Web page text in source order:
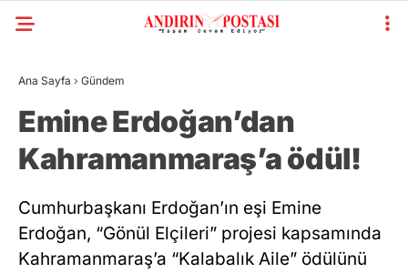
Ana Sayfa › Gündem
Emine Erdoğan’dan
Kahramanmaraş’a ödül!
Cumhurbaşkanı Erdoğan’ın eşi Emine
Erdoğan, “Gönül Elçileri” projesi kapsamında
Kahramanmaraş’a “Kalabalık Aile” ödülünü